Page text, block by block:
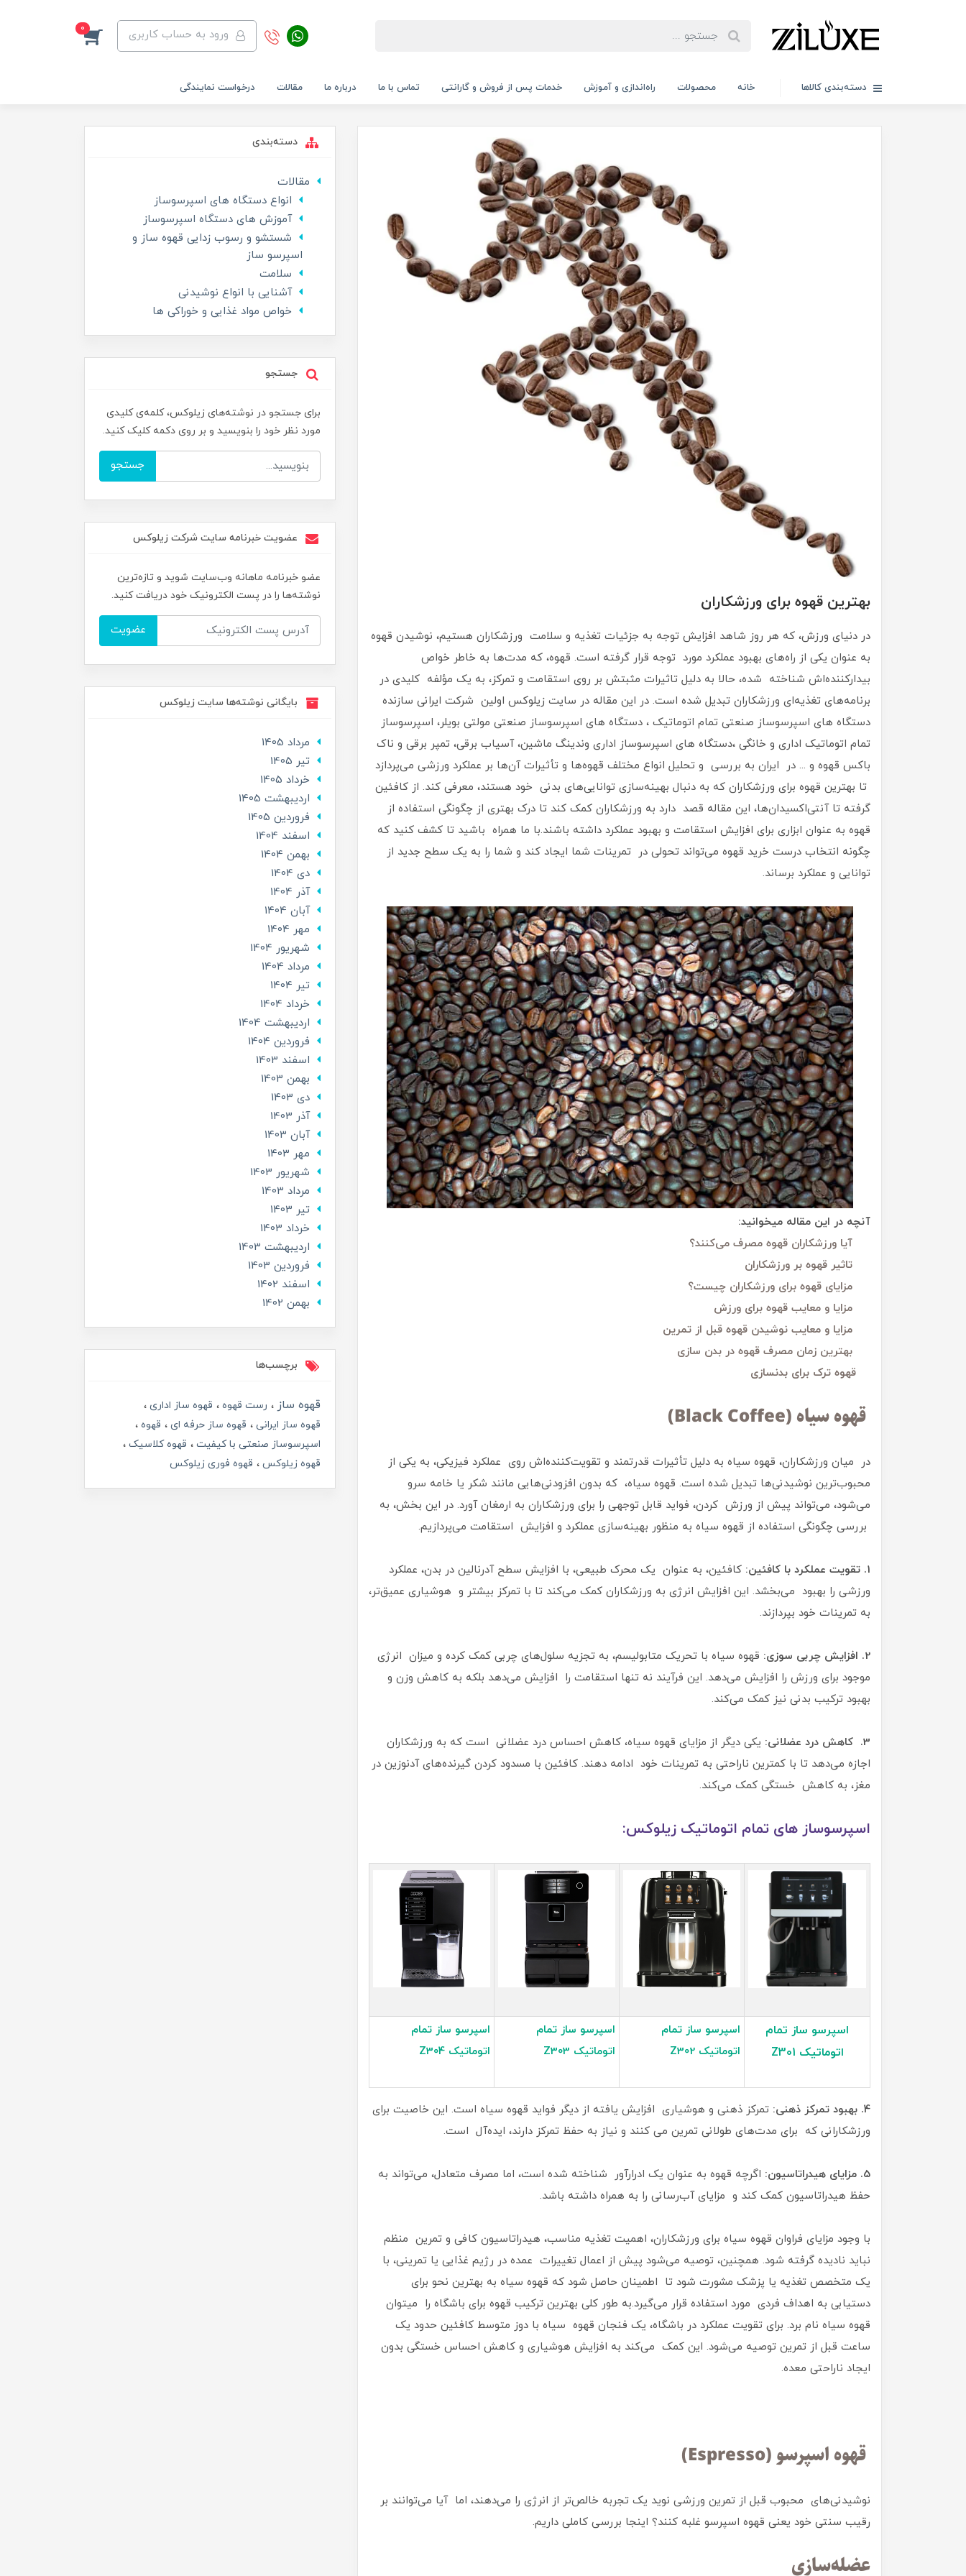
ورود به حساب کاربری 0
دسته‌بندی کالاها خانه محصولات راه‌اندازی و آموزش خدمات پس از فروش و گارانتی تماس با ما درباره ما مقالات درخواست نمایندگی
بهترین قهوه برای ورزشکاران
در دنیای ورزش، که هر روز شاهد افزایش توجه به جزئیات تغذیه و سلامت ورزشکاران هستیم، نوشیدن قهوه
به عنوان یکی از راه‌های بهبود عملکرد مورد توجه قرار گرفته است. قهوه، که مدت‌ها به خاطر خواص
بیدارکننده‌اش شناخته شده، حالا به دلیل تاثیرات مثبتش بر روی استقامت و تمرکز، به یک مؤلفه کلیدی در
برنامه‌های تغذیه‌ای ورزشکاران تبدیل شده است. در این مقاله در سایت زیلوکس اولین شرکت ایرانی سازنده
دستگاه های اسپرسوساز صنعتی تمام اتوماتیک ، دستگاه های اسپرسوساز صنعتی مولتی بویلر، اسپرسوساز
تمام اتوماتیک اداری و خانگی ،دستگاه های اسپرسوساز اداری وندینگ ماشین، آسیاب برقی، تمپر برقی و ناک
باکس قهوه و ... در ایران به بررسی و تحلیل انواع مختلف قهوه‌ها و تأثیرات آن‌ها بر عملکرد ورزشی می‌پردازد
تا بهترین قهوه برای ورزشکاران که به دنبال بهینه‌سازی توانایی‌های بدنی خود هستند، معرفی کند. از کافئین
گرفته تا آنتی‌اکسیدان‌ها، این مقاله قصد دارد به ورزشکاران کمک کند تا درک بهتری از چگونگی استفاده از
قهوه به عنوان ابزاری برای افزایش استقامت و بهبود عملکرد داشته باشند.با ما همراه باشید تا کشف کنید که
چگونه انتخاب درست خرید قهوه می‌تواند تحولی در تمرینات شما ایجاد کند و شما را به یک سطح جدید از
توانایی و عملکرد برساند.
آنچه در این مقاله میخوانید:
آیا ورزشکاران قهوه مصرف می‌کنند؟
تاثیر قهوه بر ورزشکاران
مزایای قهوه برای ورزشکاران چیست؟
مزایا و معایب قهوه برای ورزش
مزایا و معایب نوشیدن قهوه قبل از تمرین
بهترین زمان مصرف قهوه در بدن سازی
قهوه ترک برای بدنسازی
قهوه سیاه (Black Coffee)
در میان ورزشکاران، قهوه سیاه به دلیل تأثیرات قدرتمند و تقویت‌کننده‌اش روی عملکرد فیزیکی، به یکی از
محبوب‌ترین نوشیدنی‌ها تبدیل شده است. قهوه سیاه، که بدون افزودنی‌هایی مانند شکر یا خامه سرو
می‌شود، می‌تواند پیش از ورزش کردن، فواید قابل توجهی را برای ورزشکاران به ارمغان آورد. در این بخش، به
بررسی چگونگی استفاده از قهوه سیاه به منظور بهینه‌سازی عملکرد و افزایش استقامت می‌پردازیم.
1. تقویت عملکرد با کافئین:
کافئین، به عنوان یک محرک طبیعی، با افزایش سطح آدرنالین در بدن، عملکرد
ورزشی را بهبود می‌بخشد. این افزایش انرژی به ورزشکاران کمک می‌کند تا با تمرکز بیشتر و هوشیاری عمیق‌تر،
به تمرینات خود بپردازند.
2. افزایش چربی سوزی:
قهوه سیاه با تحریک متابولیسم، به تجزیه سلول‌های چربی کمک کرده و میزان انرژی
موجود برای ورزش را افزایش می‌دهد. این فرآیند نه تنها استقامت را افزایش می‌دهد بلکه به کاهش وزن و
بهبود ترکیب بدنی نیز کمک می‌کند.
3. کاهش درد عضلانی:
یکی دیگر از مزایای قهوه سیاه، کاهش احساس درد عضلانی است که به ورزشکاران
اجازه می‌دهد تا با کمترین ناراحتی به تمرینات خود ادامه دهند. کافئین با مسدود کردن گیرنده‌های آدنوزین در
مغز، به کاهش خستگی کمک می‌کند.
اسپرسوساز های تمام اتوماتیک زیلوکس:
اسپرسو ساز تمام
اتوماتیک Z301
اسپرسو ساز تمام
اتوماتیک Z302
اسپرسو ساز تمام
اتوماتیک Z303
اسپرسو ساز تمام
اتوماتیک Z304
4. بهبود تمرکز ذهنی:
تمرکز ذهنی و هوشیاری افزایش یافته از دیگر فواید قهوه سیاه است. این خاصیت برای
ورزشکارانی که برای مدت‌های طولانی تمرین می کنند و نیاز به حفظ تمرکز دارند، ایده‌آل است.
5. مزایای هیدراتاسیون:
اگرچه قهوه به عنوان یک ادرارآور شناخته شده است، اما مصرف متعادل، می‌تواند به
حفظ هیدراتاسیون کمک کند و مزایای آب‌رسانی را به همراه داشته باشد.
با وجود مزایای فراوان قهوه سیاه برای ورزشکاران، اهمیت تغذیه مناسب، هیدراتاسیون کافی و تمرین منظم
نباید نادیده گرفته شود. همچنین، توصیه می‌شود پیش از اعمال تغییرات عمده در رژیم غذایی یا تمرینی، با
یک متخصص تغذیه یا پزشک مشورت شود تا اطمینان حاصل شود که قهوه سیاه به بهترین نحو برای
دستیابی به اهداف فردی مورد استفاده قرار می‌گیرد.به طور کلی بهترین ترکیب قهوه برای باشگاه را میتوان
قهوه سیاه نام برد. برای تقویت عملکرد در باشگاه، یک فنجان قهوه سیاه با دوز متوسط کافئین حدود یک
ساعت قبل از تمرین توصیه می‌شود. این کمک می‌کند به افزایش هوشیاری و کاهش احساس خستگی بدون
ایجاد ناراحتی معده.
قهوه اسپرسو (Espresso)
نوشیدنی‌های محبوب قبل از تمرین ورزشی نوید یک تجربه خالص‌تر از انرژی را می‌دهند، اما آیا می‌توانند بر
رقیب سنتی خود یعنی قهوه اسپرسو غلبه کنند؟ اینجا بررسی کاملی داریم.
عضله‌سازی
دسته‌بندی
مقالات
انواع دستگاه های اسپرسوساز
آموزش های دستگاه اسپرسوساز
شستشو و رسوب زدایی قهوه ساز و
اسپرسو ساز
سلامت
آشنایی با انواع نوشیدنی
خواص مواد غذایی و خوراکی ها
جستجو
برای جستجو در نوشته‌های زیلوکس، کلمه‌ی کلیدی
مورد نظر خود را بنویسید و بر روی دکمه کلیک کنید.
جستجو
عضویت خبرنامه سایت شرکت زیلوکس
عضو خبرنامه ماهانه وب‌سایت شوید و تازه‌ترین
نوشته‌ها را در پست الکترونیک خود دریافت کنید.
عضویت
بایگانی نوشته‌ها سایت زیلوکس
مرداد 1405
تير 1405
خرداد 1405
ارديبهشت 1405
فروردین 1405
اسفند 1404
بهمن 1404
دی 1404
آذر 1404
آبان 1404
مهر 1404
شهریور 1404
مرداد 1404
تير 1404
خرداد 1404
ارديبهشت 1404
فروردین 1404
اسفند 1403
بهمن 1403
دی 1403
آذر 1403
آبان 1403
مهر 1403
شهریور 1403
مرداد 1403
تير 1403
خرداد 1403
ارديبهشت 1403
فروردین 1403
اسفند 1402
بهمن 1402
برچسب‌ها
قهوه ساز رست قهوه
قهوه ساز اداری
قهوه ساز ایرانی
قهوه ساز حرفه ای
قهوه
اسپرسوساز صنعتی با کیفیت
قهوه کلاسیک
قهوه زیلوکس
قهوه فوری زیلوکس